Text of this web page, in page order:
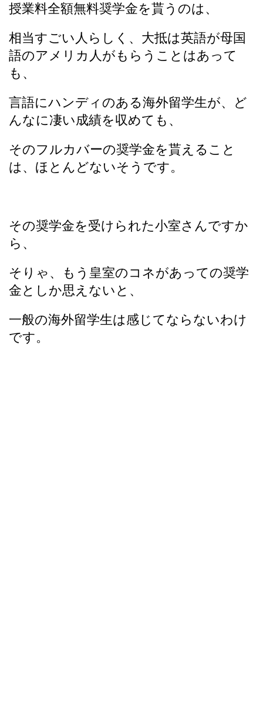
授業料全額無料奨学金を貰うのは、
相当すごい人らしく、大抵は英語が母国
語のアメリカ人がもらうことはあって
も、
言語にハンディのある海外留学生が、ど
んなに凄い成績を収めても、
そのフルカバーの奨学金を貰えること
は、ほとんどないそうです。
その奨学金を受けられた小室さんですか
ら、
そりゃ、もう皇室のコネがあっての奨学
金としか思えないと、
一般の海外留学生は感じてならないわけ
です。